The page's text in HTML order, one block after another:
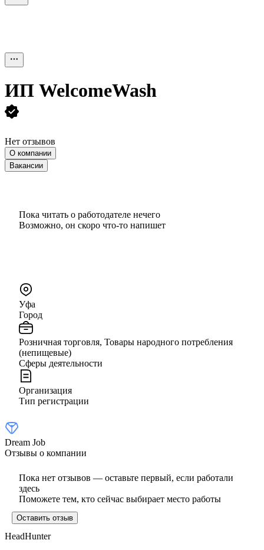
ИП WelcomeWash
Нет отзывов
О компании
Вакансии
Пока читать о работодателе нечего
Возможно, он скоро что‑то напишет
Уфа
Город
Розничная торговля, Товары народного потребления
(непищевые)
Сферы деятельности
Организация
Тип регистрации
Dream Job
Отзывы о компании
Пока нет отзывов — оставьте первый, если работали
здесь
Поможете тем, кто сейчас выбирает место работы
Оставить отзыв
HeadHunter